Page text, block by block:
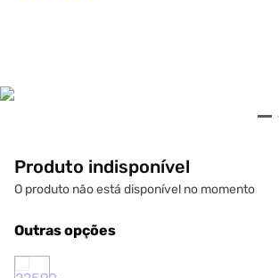
Produto indisponível
O produto não está disponível no momento
Outras opções